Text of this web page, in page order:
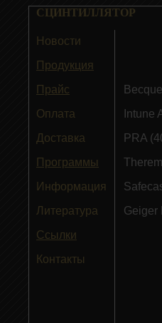
СЦИНТИЛЛЯТОР
Новости
Продукция
Прайс
Оплата
Доставка
Программы
Информация
Литература
Ссылки
Контакты
Intune
PRA (
Geiger